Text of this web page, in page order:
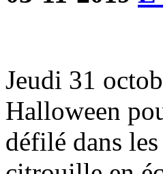
Jeudi 31
Halloween
défilé dans